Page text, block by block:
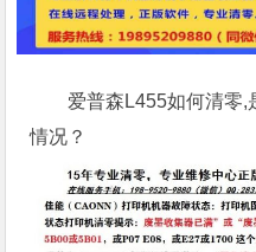
爱普森L455如何清零,
情况？